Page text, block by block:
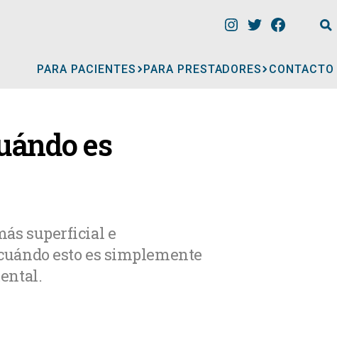
PARA PACIENTES
MÉDICOS
PARA PRESTADORES CONTACTO
es
superficial e
esto es simplemente